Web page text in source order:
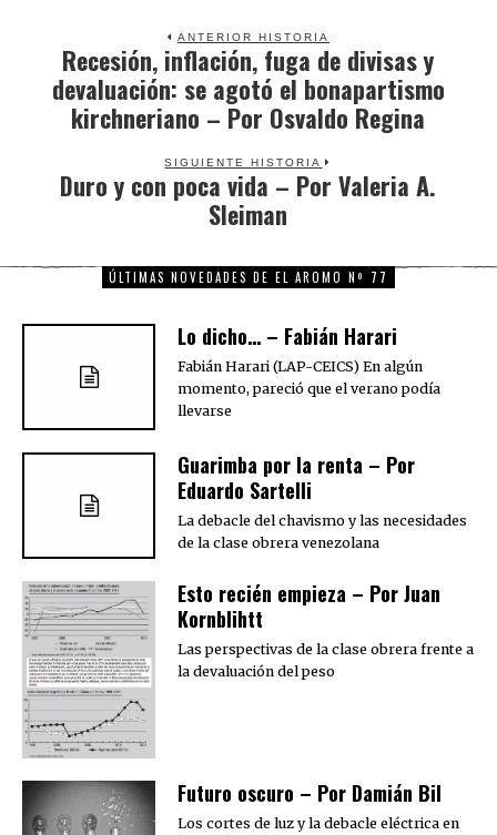
ANTERIOR HISTORIA
Previous
post:
Recesión, inflación, fuga de divisas y
devaluación: se agotó el bonapartismo
kirchneriano – Por Osvaldo Regina
SIGUIENTE HISTORIA
Next
post:
Duro y con poca vida – Por Valeria A.
Sleiman
ÚLTIMAS NOVEDADES DE EL AROMO Nº 77
Lo dicho… – Fabián Harari
Fabián Harari (LAP-CEICS) En algún
momento, pareció que el verano podía
llevarse
Guarimba por la renta – Por
Eduardo Sartelli
La debacle del chavismo y las necesidades
de la clase obrera venezolana
Esto recién empieza – Por Juan
Kornblihtt
Las perspectivas de la clase obrera frente a
la devaluación del peso
Futuro oscuro – Por Damián Bil
Los cortes de luz y la debacle eléctrica en